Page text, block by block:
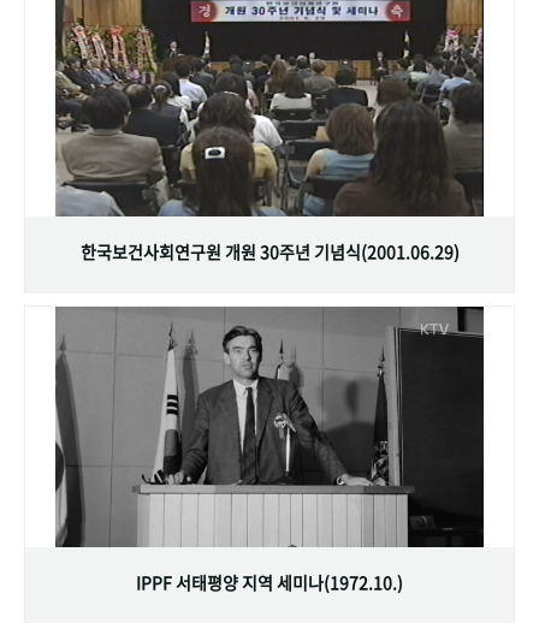
한국보건사회연구원 개원 30주년 기념식(2001.06.29)
IPPF 서태평양 지역 세미나(1972.10.)